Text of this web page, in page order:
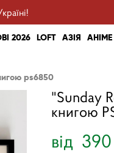
2026 LOFT АЗІЯ АНІМЕ
ps6850
"Sunday
книгою
від